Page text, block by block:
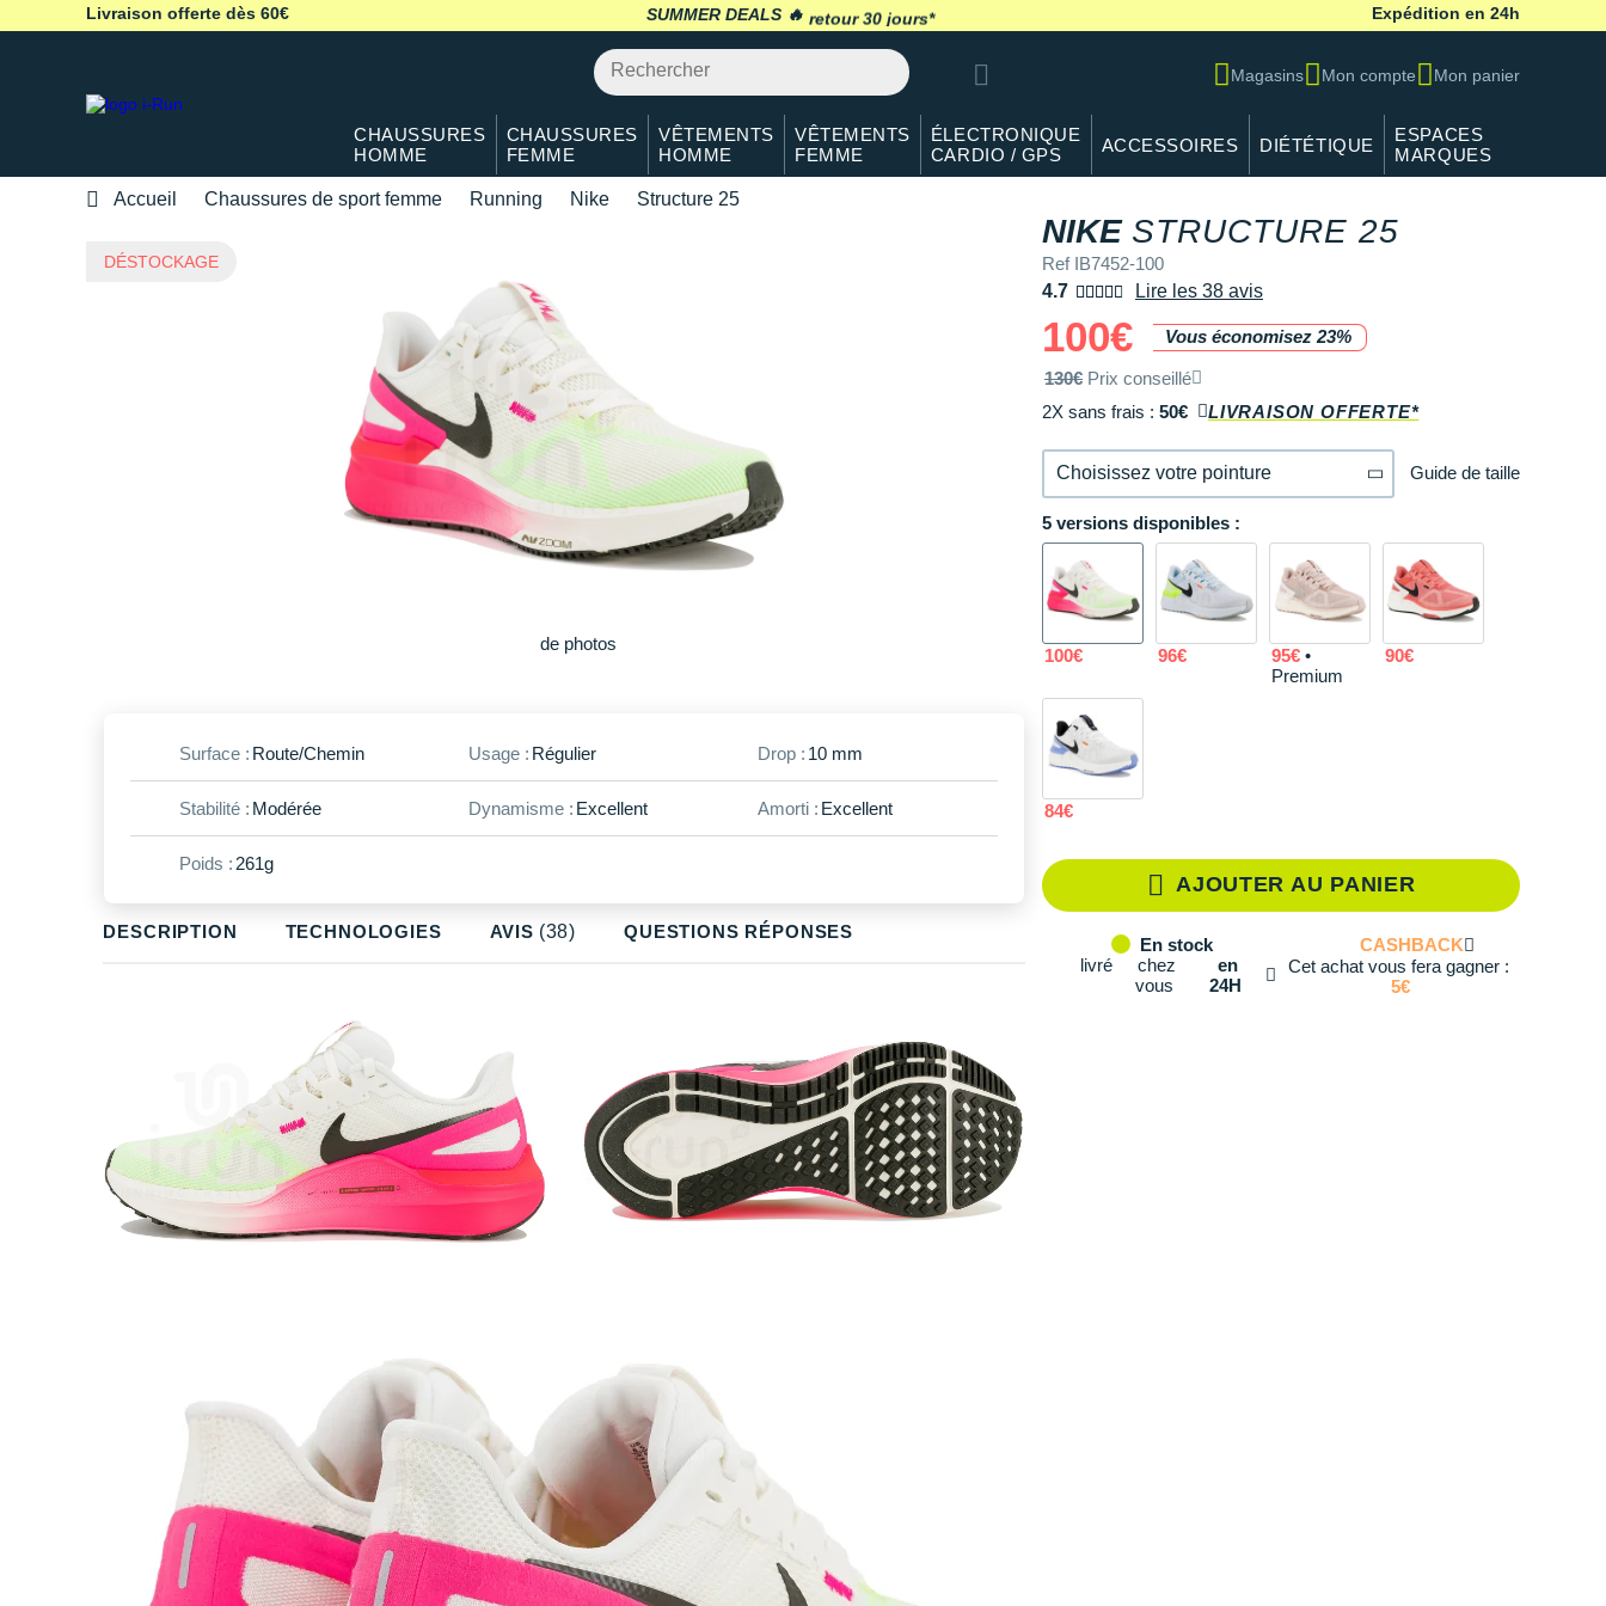
Livraison offerte dès 60€ SUMMER DEALS 🔥 retour 30 jours* Expédition en 24h
Magasins Mon compte Mon panier
CHAUSSURES
HOMME
CHAUSSURES
FEMME
VÊTEMENTS
HOMME
VÊTEMENTS
FEMME
ÉLECTRONIQUE
CARDIO / GPS
ACCESSOIRES DIÉTÉTIQUE
ESPACES
MARQUES
Accueil Chaussures de sport femme Running Nike Structure 25
NIKE STRUCTURE 25
Ref IB7452-100
4.7
Lire les 38 avis
100€ Vous économisez 23%
130€ Prix conseillé
2X sans frais : 50€ LIVRAISON OFFERTE*
Choisissez votre pointure
36.5 Modèles similaires en stock
37.5 En rupture
38 En rupture
39
40
Modèles similaires en stock
42.5 En rupture
Guide de taille
5 versions disponibles :
100€ 96€ 95€•
Premium
90€
84€
AJOUTER AU PANIER
En stock
livré
chez
vous
en
24H
CASHBACK
Cet achat vous fera gagner :
5€
DESCRIPTION TECHNOLOGIES AVIS (38) QUESTIONS RÉPONSES
Surface : Route/Chemin Usage : Régulier Drop : 10 mm
Stabilité : Modérée Dynamisme : Excellent Amorti : Excellent
Poids : 261g
DÉSTOCKAGE
Plus
de photos
37.5 En rupture
En rupture
En rupture
43 En rupture